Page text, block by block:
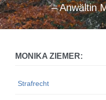
– Anwältin
MONIKA ZIEMER:
Strafrecht